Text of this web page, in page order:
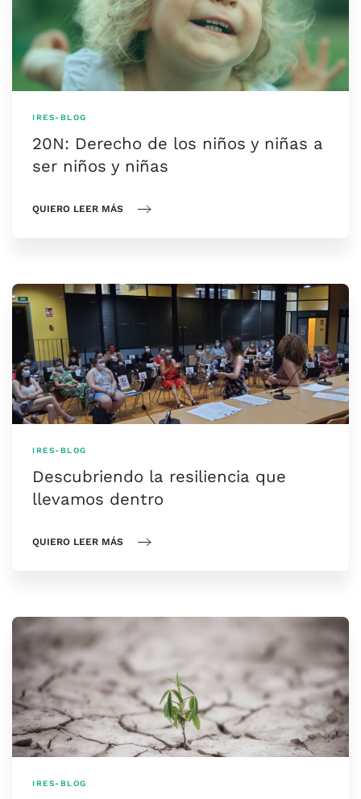
IRES-BLOG
20N: Derecho de los niños y niñas a
ser niños y niñas
QUIERO LEER MÁS
IRES-BLOG
Descubriendo la resiliencia que
llevamos dentro
QUIERO LEER MÁS
IRES-BLOG